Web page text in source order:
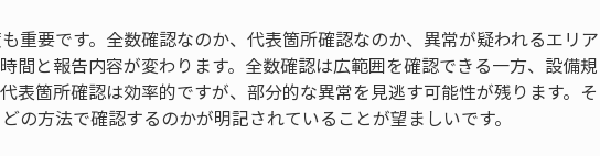
重要です。全数確認なのか、代表箇所確認なのか、異常が疑われるエリア
間と報告内容が変わります。全数確認は広範囲を確認できる一方、設備規
表箇所確認は効率的ですが、部分的な異常を見逃す可能性が残ります。そ
の方法で確認するのかが明記されていることが望ましいです。